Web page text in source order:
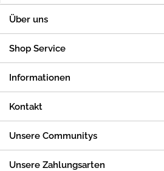
Über uns
Shop Service
Informationen
Kontakt
Unsere Communitys
Unsere Zahlungsarten